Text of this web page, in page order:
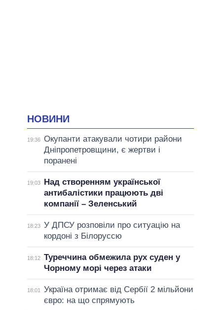
НОВИНИ
19:36 Окупанти атакували чотири райони
Дніпропетровщини, є жертви і
поранені
19:03
Над створенням української
антибалістики працюють дві
компанії – Зеленський
18:23 У ДПСУ розповіли про ситуацію на
кордоні з Білоруссю
18:12 Туреччина обмежила рух суден у
Чорному морі через атаки
18:01
Україна отримає від Сербії 2 мільйони
євро: на що спрямують